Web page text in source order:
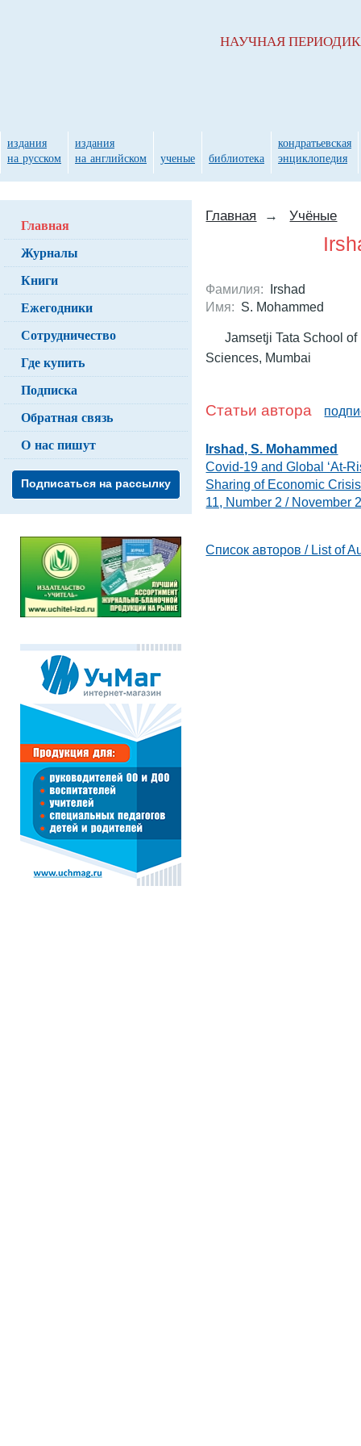
Главная → Учёные
Фамилия: Irshad
Имя: S. Mohammed
Jamsetji Tata School
Sciences, Mumbai
Статьи автора
Irshad, S. Mohammed
Covid-19 and Global ‘At-
Sharing of Economic Crisis
11, Number 2 / November
Список авторов / List of
Главная
Журналы
Книги
Ежегодники
Сотрудничество
Где купить
Подписка
Обратная связь
О нас пишут
Подписаться на рассылку
НАУЧНАЯ
издания
на русском
издания
на английском
ученые библиотека
кондратьевская
энциклопедия